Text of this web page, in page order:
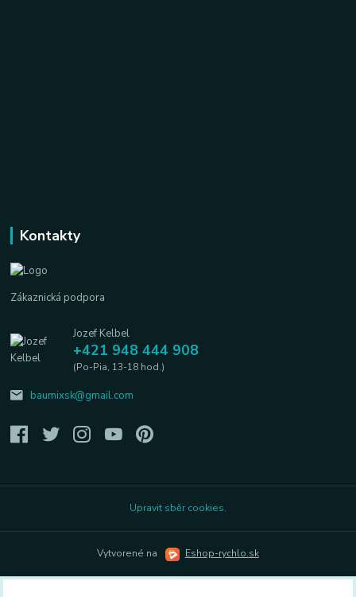
Kontakty
Zákaznická podpora
Jozef Kelbel
+421 948 444 908
(Po-Pia, 13-18 hod.)
baumixsk@gmail.com
Upravit sběr cookies.
Vytvorené na Eshop-rychlo.sk